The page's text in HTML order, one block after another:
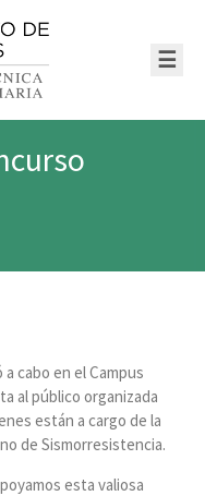
☰
cabo en el Campus
al público organizada
están a cargo de la
de Sismorresistencia.
esta valiosa